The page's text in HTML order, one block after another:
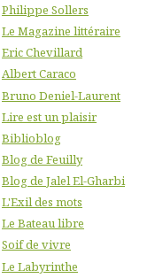
Philippe Sollers
Le Magazine littéraire
Eric Chevillard
Albert Caraco
Bruno Deniel-Laurent
Lire est un plaisir
Biblioblog
Blog de Feuilly
Blog de Jalel El-Gharbi
L'Exil des mots
Le Bateau libre
Soif de vivre
Le Labyrinthe